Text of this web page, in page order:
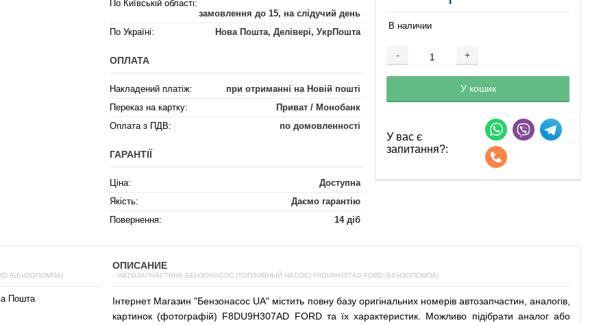
В наличии
- +
Добавляется...
У кошик
Добавлен
У вас є
запитання?:
По Київській області:
замовлення до 15, на слідучий день
По Україні:
Нова Пошта, Делівері, УкрПошта
ОПЛАТА
Накладений платіж:
при отриманні на Новій пошті
Переказ на картку:
Приват / Монобанк
Оплата з ПДВ:
по домовленності
ГАРАНТІЇ
Ціна:
Доступна
Якість:
Даємо гарантію
Повернення:
14 діб
(БЕНЗОПОМПА)
Пошта
ОПИСАНИЕ
✅АВТОЗАПЧАСТИНА БЕНЗОНАСОС (ТОПЛИВНЫЙ НАСОС) F8DU9H307AD FORD (БЕНЗОПОМПА)
Інтернет Магазин "Бензонасос UA" містить повну базу оригінальних номерів автозапчастин аналогів
картинок (фотографій) F8DU9H307AD FORD та їх характеристик. Можливо підібрати аналог або